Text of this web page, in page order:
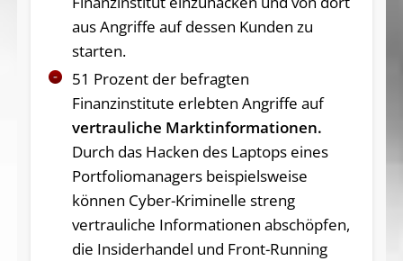
aus Angriffe auf dessen Kunden zu
starten.
51 Prozent der befragten
Finanzinstitute erlebten Angriffe auf
vertrauliche Marktinformationen.
Durch das Hacken des Laptops eines
Portfoliomanagers beispielsweise
können Cyber-Kriminelle streng
vertrauliche Informationen abschöpfen,
die Insiderhandel und Front-Running